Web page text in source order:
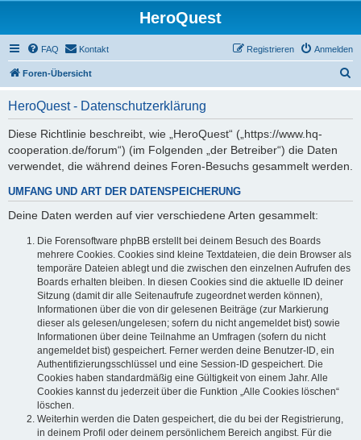
HeroQuest
FAQ Kontakt Anmelden
Registrieren
Foren-Übersicht
HeroQuest - Datenschutzerklärung
Diese Richtlinie beschreibt, wie „HeroQuest“ („https://www.hq-
cooperation.de/forum“) (im Folgenden „der Betreiber“) die Daten
verwendet, die während deines Foren-Besuchs gesammelt werden.
UMFANG UND ART DER DATENSPEICHERUNG
Deine Daten werden auf vier verschiedene Arten gesammelt:
Die Forensoftware phpBB erstellt bei deinem Besuch des Boards
mehrere Cookies. Cookies sind kleine Textdateien, die dein Browser als
temporäre Dateien ablegt und die zwischen den einzelnen Aufrufen des
Boards erhalten bleiben. In diesen Cookies sind die aktuelle ID deiner
Sitzung (damit dir alle Seitenaufrufe zugeordnet werden können),
Informationen über die von dir gelesenen Beiträge (zur Markierung
dieser als gelesen/ungelesen; sofern du nicht angemeldet bist) sowie
Informationen über deine Teilnahme an Umfragen (sofern du nicht
angemeldet bist) gespeichert. Ferner werden deine Benutzer-ID, ein
Authentifizierungsschlüssel und eine Session-ID gespeichert. Die
Cookies haben standardmäßig eine Gültigkeit von einem Jahr. Alle
Cookies kannst du jederzeit über die Funktion „Alle Cookies löschen“
löschen.
Weiterhin werden die Daten gespeichert, die du bei der Registrierung,
in deinem Profil oder deinem persönlichem Bereich angibst. Für die